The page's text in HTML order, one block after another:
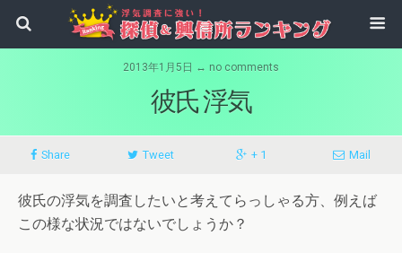
2013年1月5日 ↔ no comments
彼氏 浮気
Share Tweet + 1 Mail
彼氏の浮気を調査したいと考えてらっしゃる方、例えば
この様な状況ではないでしょうか？